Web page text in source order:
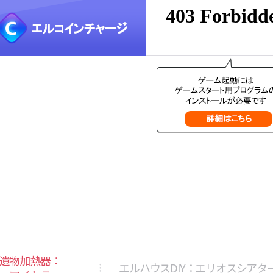
物加熱器：
エルハウスDIY：エリオスシアタ